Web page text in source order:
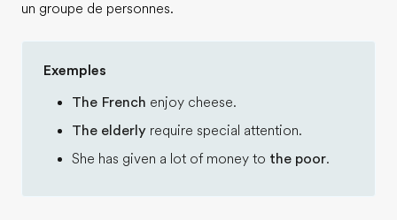
un groupe de personnes.
Exemples
The French enjoy cheese.
The elderly require special attention.
She has given a lot of money to the poor.